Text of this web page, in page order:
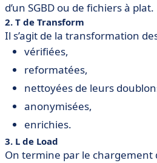
d’un SGBD ou de fichiers à plat.
2. T de Transform
Il s’agit de la transformation
vérifiées,
reformatées,
nettoyées de leurs
anonymisées,
enrichies.
3. L de Load
On termine par le chargement